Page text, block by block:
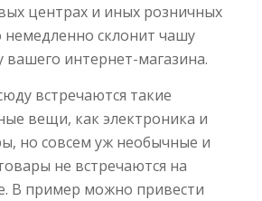
центрах и иных розничных
немедленно склонит чашу
вашего интернет-магазина.
встречаются такие
вещи, как электроника и
но совсем уж необычные и
не встречаются на
В пример можно привести